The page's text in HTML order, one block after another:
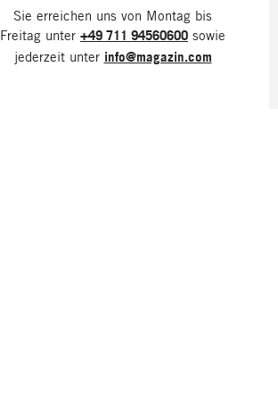
Sie erreichen uns von Montag bis
Freitag unter +49 711 94560600 sowie
jederzeit unter info@magazin.com